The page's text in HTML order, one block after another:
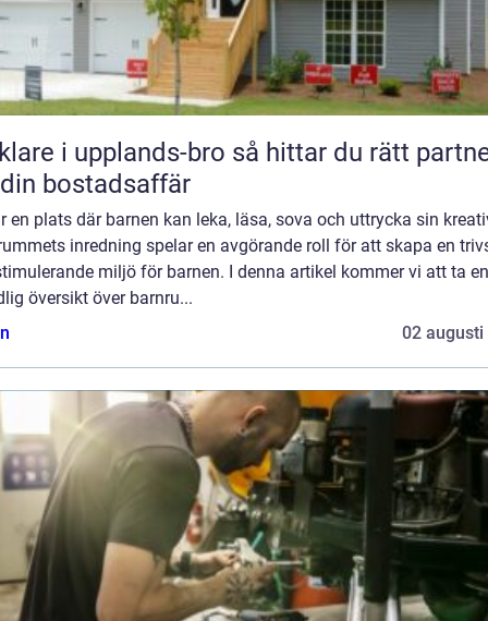
i upplands-bro så hittar du rätt partner
bostadsaffär
en plats där barnen kan leka, läsa, sova och uttrycka sin
inredning spelar en avgörande roll för att skapa en
miljö för barnen. I denna artikel kommer vi att ta en
översikt över barnru...
02 augusti